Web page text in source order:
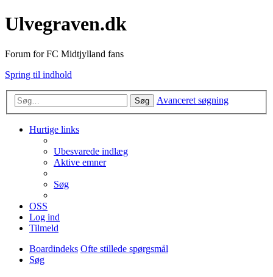
Ulvegraven.dk
Forum for FC Midtjylland fans
Spring til indhold
Søg Avanceret søgning
Hurtige links
Ubesvarede indlæg
Aktive emner
Søg
OSS
Log ind
Tilmeld
Boardindeks Ofte stillede spørgsmål
Søg